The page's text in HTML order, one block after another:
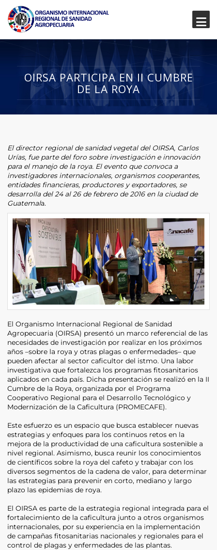
OIRSA PARTICIPA EN II CUMBRE
DE LA ROYA
El director regional de sanidad vegetal del OIRSA, Carlos
Urías, fue parte del foro sobre investigación e innovación
para el manejo de la roya. El evento que convoca a
investigadores internacionales, organismos cooperantes,
entidades financieras, productores y exportadores, se
desarrolla del 24 al 26 de febrero de 2016 en la ciudad de
Guatemala.
El Organismo Internacional Regional de Sanidad
Agropecuaria (OIRSA) presentó un marco referencial de las
necesidades de investigación por realizar en los próximos
años –sobre la roya y otras plagas o enfermedades– que
pueden afectar al sector caficultor del istmo. Una labor
investigativa que fortalezca los programas fitosanitarios
aplicados en cada país. Dicha presentación se realizó en la II
Cumbre de la Roya, organizada por el Programa
Cooperativo Regional para el Desarrollo Tecnológico y
Modernización de la Caficultura (PROMECAFE).
Este esfuerzo es un espacio que busca establecer nuevas
estrategias y enfoques para los continuos retos en la
mejora de la productividad de una caficultura sostenible a
nivel regional. Asimismo, busca reunir los conocimientos
de científicos sobre la roya del cafeto y trabajar con los
diversos segmentos de la cadena de valor, para determinar
las estrategias para prevenir en corto, mediano y largo
plazo las epidemias de roya.
El OIRSA es parte de la estrategia regional integrada para el
fortalecimiento de la caficultura junto a otros organismos
internacionales, por su experiencia en la implementación
de campañas fitosanitarias nacionales y regionales para el
control de plagas y enfermedades de las plantas.